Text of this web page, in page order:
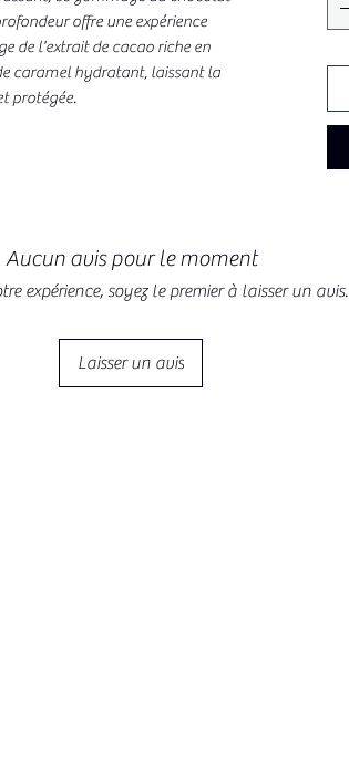
offre une expérience
de l'extrait de cacao riche en
caramel hydratant, laissant la
protégée.
Aucun avis pour le moment
expérience, soyez le premier à laisser un avis.
Laisser un avis